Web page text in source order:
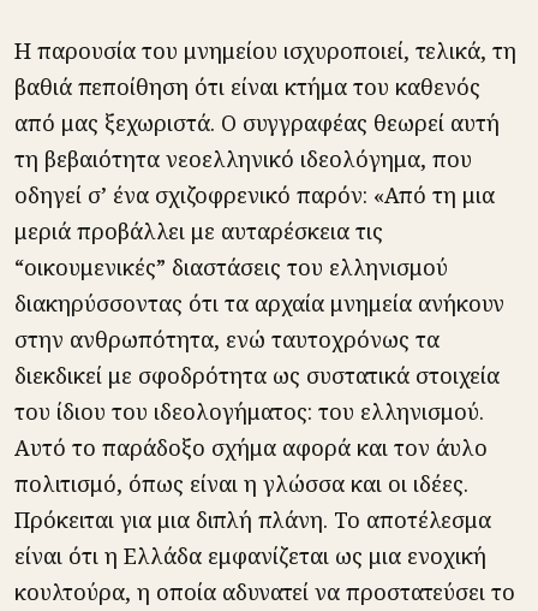
Η παρουσία του μνημείου ισχυροποιεί, τελικά, τη
βαθιά πεποίθηση ότι είναι κτήμα του καθενός
από μας ξεχωριστά. Ο συγγραφέας θεωρεί αυτή
τη βεβαιότητα νεοελληνικό ιδεολόγημα, που
οδηγεί σ’ ένα σχιζοφρενικό παρόν: «Από τη μια
μεριά προβάλλει με αυταρέσκεια τις
“οικουμενικές” διαστάσεις του ελληνισμού
διακηρύσσοντας ότι τα αρχαία μνημεία ανήκουν
στην ανθρωπότητα, ενώ ταυτοχρόνως τα
διεκδικεί με σφοδρότητα ως συστατικά στοιχεία
του ίδιου του ιδεολογήματος: του ελληνισμού.
Αυτό το παράδοξο σχήμα αφορά και τον άυλο
πολιτισμό, όπως είναι η γλώσσα και οι ιδέες.
Πρόκειται για μια διπλή πλάνη. Το αποτέλεσμα
είναι ότι η Ελλάδα εμφανίζεται ως μια ενοχική
κουλτούρα, η οποία αδυνατεί να προστατεύσει το